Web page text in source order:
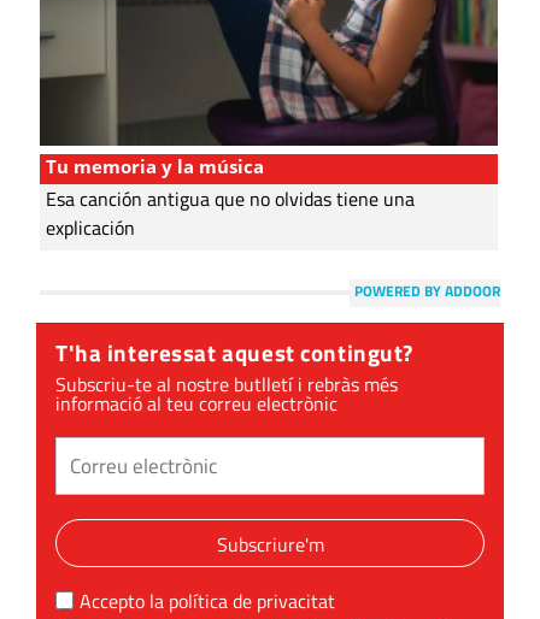
Tu memoria y la música
Esa canción antigua que no olvidas tiene una
explicación
POWERED BY ADDOOR
T'ha interessat aquest contingut?
Subscriu-te al nostre butlletí i rebràs més
informació al teu correu electrònic
Subscriure'm
Accepto la política de privacitat